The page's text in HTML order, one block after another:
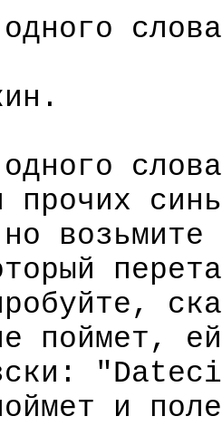
слова.
прочих
возьмите
поймет,
и